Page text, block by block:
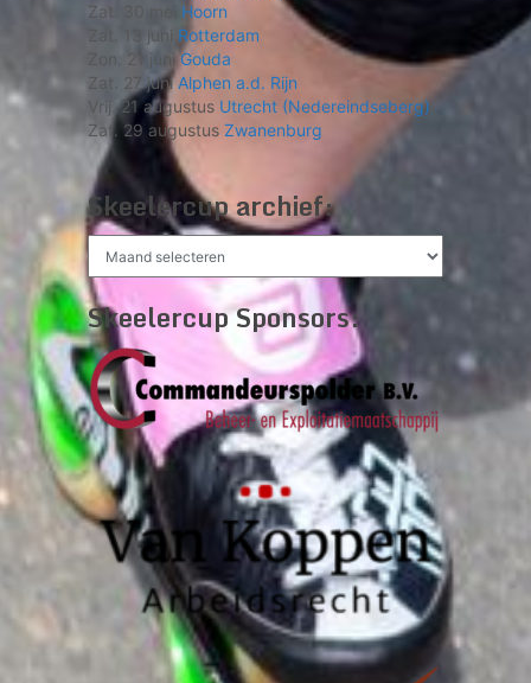
Zat. 30 mei Hoorn
Zat. 13 juni Rotterdam
Zon. 21 juniGouda
Zat. 27 juniAlphen a.d. Rijn
Vrij. 21 augustus Utrecht (Nedereindseberg)
Zat. 29 augustus Zwanenburg
Skeelercup archief:
archief:
Skeelercup Sponsors: